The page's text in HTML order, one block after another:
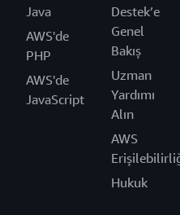
Java
AWS'de
PHP
AWS'de
JavaScript
Destek’e
Genel
Bakış
Uzman
Yardımı
Alın
AWS
Hukuk